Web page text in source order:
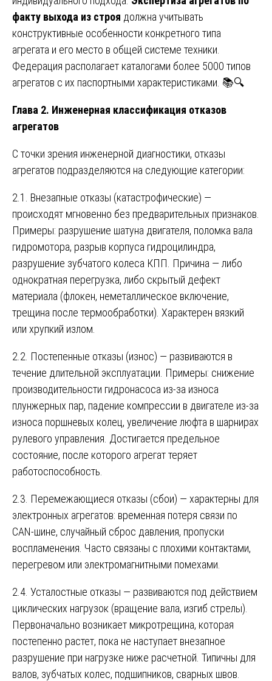
факту выхода из строя должна учитывать
конструктивные особенности конкретного типа
агрегата и его место в общей системе техники.
Федерация располагает каталогами более 5000 типов
агрегатов с их паспортными характеристиками. 📚🔍
Глава 2. Инженерная классификация отказов
агрегатов
С точки зрения инженерной диагностики, отказы
агрегатов подразделяются на следующие категории:
2.1. Внезапные отказы (катастрофические) —
происходят мгновенно без предварительных признаков.
Примеры: разрушение шатуна двигателя, поломка вала
гидромотора, разрыв корпуса гидроцилиндра,
разрушение зубчатого колеса КПП. Причина — либо
однократная перегрузка, либо скрытый дефект
материала (флокен, неметаллическое включение,
трещина после термообработки). Характерен вязкий
или хрупкий излом.
2.2. Постепенные отказы (износ) — развиваются в
течение длительной эксплуатации. Примеры: снижение
производительности гидронасоса из-за износа
плунжерных пар, падение компрессии в двигателе из-за
износа поршневых колец, увеличение люфта в шарнирах
рулевого управления. Достигается предельное
состояние, после которого агрегат теряет
работоспособность.
2.3. Перемежающиеся отказы (сбои) — характерны для
электронных агрегатов: временная потеря связи по
CAN-шине, случайный сброс давления, пропуски
воспламенения. Часто связаны с плохими контактами,
перегревом или электромагнитными помехами.
2.4. Усталостные отказы — развиваются под действием
циклических нагрузок (вращение вала, изгиб стрелы).
Первоначально возникает микротрещина, которая
постепенно растет, пока не наступает внезапное
разрушение при нагрузке ниже расчетной. Типичны для
валов, зубчатых колес, подшипников, сварных швов.